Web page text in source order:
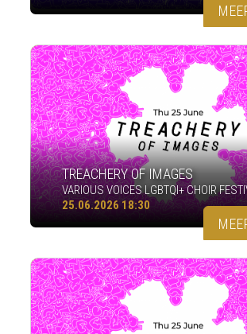
TREACHERY OF IMAGES
VARIOUS VOICES LGBTQI+ CHOIR
25.06.2026 18:30